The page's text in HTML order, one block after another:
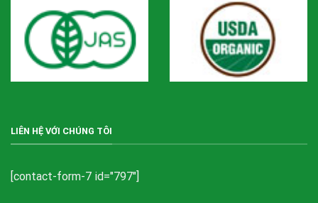
LIÊN HỆ VỚI CHÚNG TÔI
[contact-form-7 id="797"]